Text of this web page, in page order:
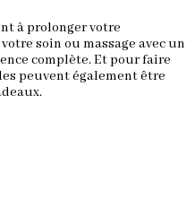
à prolonger votre
soin ou massage avec un
complète. Et pour faire
peuvent également être